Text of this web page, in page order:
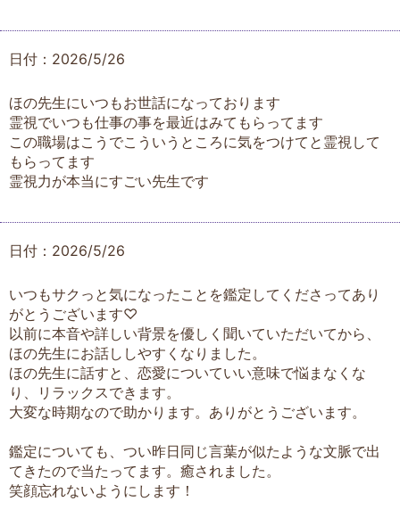
日付：2026/5/26
ほの先生にいつもお世話になっております
霊視でいつも仕事の事を最近はみてもらってます
この職場はこうでこういうところに気をつけてと霊視して
もらってます
霊視力が本当にすごい先生です
日付：2026/5/26
いつもサクっと気になったことを鑑定してくださってあり
がとうございます♡
以前に本音や詳しい背景を優しく聞いていただいてから、
ほの先生にお話ししやすくなりました。
ほの先生に話すと、恋愛についていい意味で悩まなくな
り、リラックスできます。
大変な時期なので助かります。ありがとうございます。
鑑定についても、つい昨日同じ言葉が似たような文脈で出
てきたので当たってます。癒されました。
笑顔忘れないようにします！